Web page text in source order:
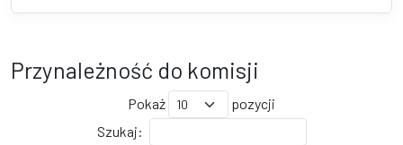
Przynależność do komisji
Pokaż
pozycji
Szukaj: